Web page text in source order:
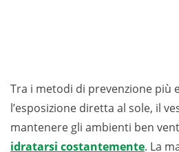
Tra i metodi di prevenzione più
l’esposizione diretta al sole, il
mantenere gli ambienti ben
idratarsi costantemente. La